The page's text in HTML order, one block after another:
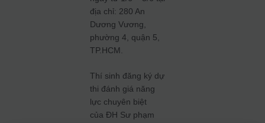
địa chỉ: 280 An
Dương Vương,
phường 4, quận 5,
TP.HCM.
Thí sinh đăng ký dự
thi đánh giá năng
lực chuyên biệt
của ĐH Sư phạm